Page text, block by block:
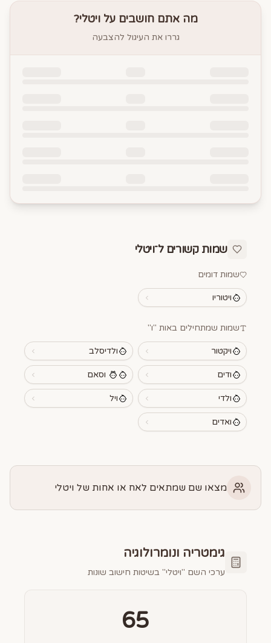
מה אתם חושבים עלויטלי?
גררו את העיגול להצבעה
שמות קשורים ל־ויטלי
שמות דומים
ויטוריו
שמות שמתחילים באות "ו"
ויקטור ולדיסלב
ודים וסאם
ולדי ויל
ואדים
מצאו שם שמתאים לאח או אחות של ויטלי
גימטריה ונומרולוגיה
ערכי השם "ויטלי" בשיטות חישוב שונות
65